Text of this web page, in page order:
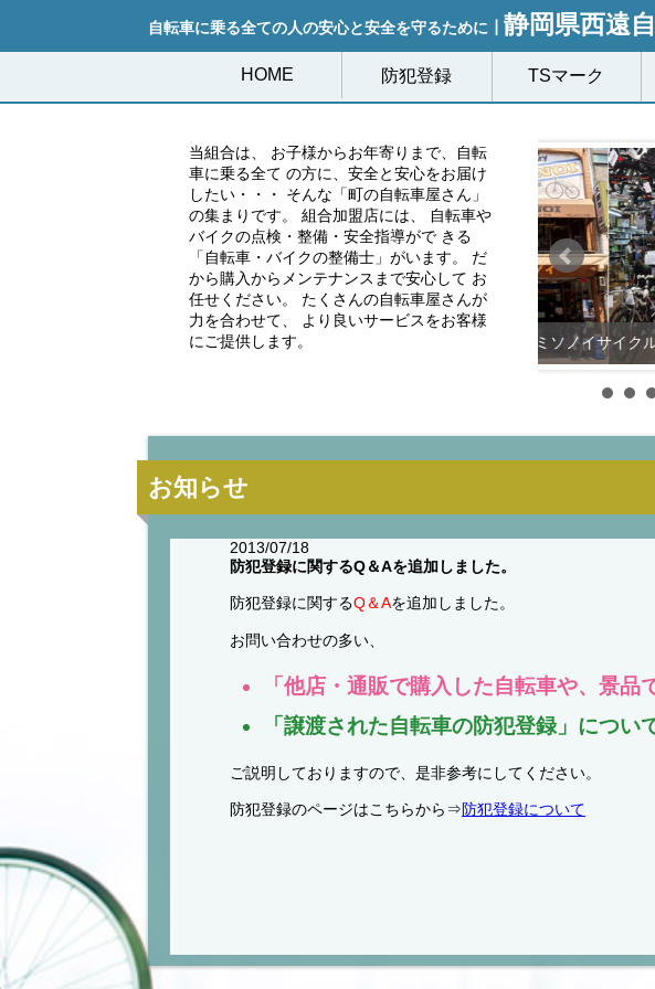
自転車に乗る全ての人の安心と安全を守るために┃静岡県西遠
HOME 防犯登録 TSマーク
当組合は、 お子様からお年寄りまで、自転
車に乗る全て の方に、安全と安心をお届け
したい・・・ そんな「町の自転車屋さん」
の集まりです。 組合加盟店には、 自転車や
バイクの点検・整備・安全指導がで きる
「自転車・バイクの整備士」がいます。 だ
から購入からメンテナンスまで安心して お
任せください。 たくさんの自転車屋さんが
力を合わせて、 より良いサービスをお客様
にご提供します。中央区鍛冶 ミソノイサイクル
お知らせ
2013/07/18
防犯登録に関するQ＆Aを追加しました。
防犯登録に関するQ＆Aを追加しました。
お問い合わせの多い、
「他店・通販で購入した自転車や、景
「譲渡された自転車の防犯登録」につい
ご説明しておりますので、是非参考にしてください。
防犯登録のページはこちらから⇒防犯登録について